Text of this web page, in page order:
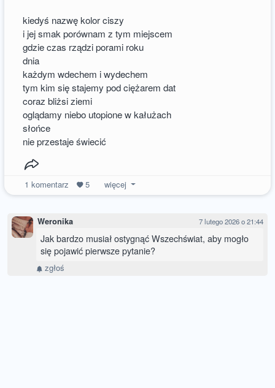
kiedyś nazwę kolor ciszy
i jej smak porównam z tym miejscem
gdzie czas rządzi porami roku
dnia
każdym wdechem i wydechem
tym kim się stajemy pod ciężarem dat
coraz bliżsi ziemi
oglądamy niebo utopione w kałużach
słońce
nie przestaje świecić
1 komentarz 5 więcej
Weronika 7 lutego 2026 o 21:44
Jak bardzo musiał ostygnąć Wszechświat, aby mogło
się pojawić pierwsze pytanie?
zgłoś